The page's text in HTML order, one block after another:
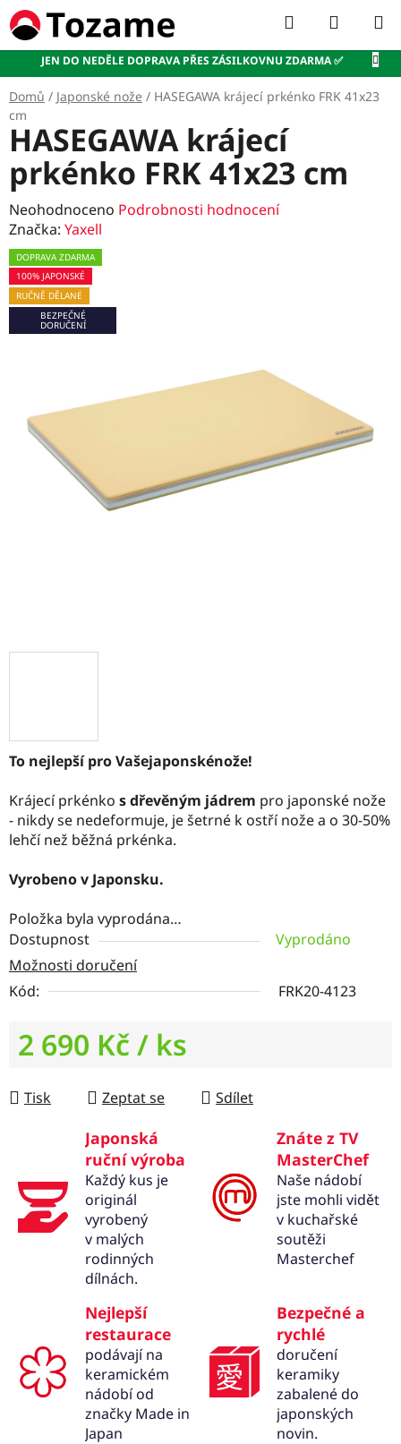
Přejít
na
obsah
JEN DO NEDĚLE DOPRAVA PŘES ZÁSILKOVNU ZDARMA ✅
Hledat
KOŠÍK
Domů / Japonské nože / HASEGAWA krájecí prkénko FRK 41x23
cm
To nejlepší pro Vašejaponskénože!
Krájecí prkénko s dřevěným jádrem pro japonské nože
- nikdy se nedeformuje, je šetrné k ostří nože a o 30-50%
lehčí než běžná prkénka.
Vyrobeno v Japonsku.
Položka byla vyprodána…
Dostupnost
Vyprodáno
Možnosti doručení
Kód:
FRK20-4123
2 690 Kč/ ks
Tisk
Zeptat se Sdílet
Japonská
ruční výroba
Každý kus je
originál
vyrobený
v malých
rodinných
dílnách.
Znáte z TV
MasterChef
Naše nádobí
jste mohli vidět
v kuchařské
soutěži
Masterchef
Nejlepší
restaurace
podávají na
keramickém
nádobí od
značky Made in
Japan
Bezpečné a
rychlé
doručení
keramiky
zabalené do
japonských
novin.
HASEGAWA krájecí
prkénko FRK 41x23 cm
Průměrné
hodnocení
produktu
je
0,0
z
Neohodnoceno Podrobnosti hodnocení
Značka: Yaxell
DOPRAVA ZDARMA
100% JAPONSKÉ
RUČNĚ DĚLANÉ
BEZPEČNÉ
DORUČENÍ